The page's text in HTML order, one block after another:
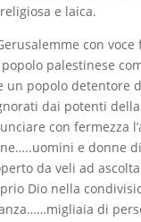
e laica.
con voce
palestinese
un popolo detentore
dai potenti
con fermezza
e donne
da veli ad
Dio nella
di